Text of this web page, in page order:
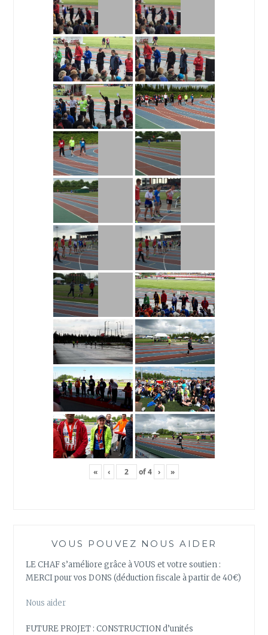
« ‹ of4 › »
VOUS POUVEZ NOUS AIDER
LE CHAF s’améliore grâce à VOUS et votre soutien :
MERCI pour vos DONS (déduction fiscale à partir de 40€)
Nous aider
FUTURE PROJET : CONSTRUCTION d’unités